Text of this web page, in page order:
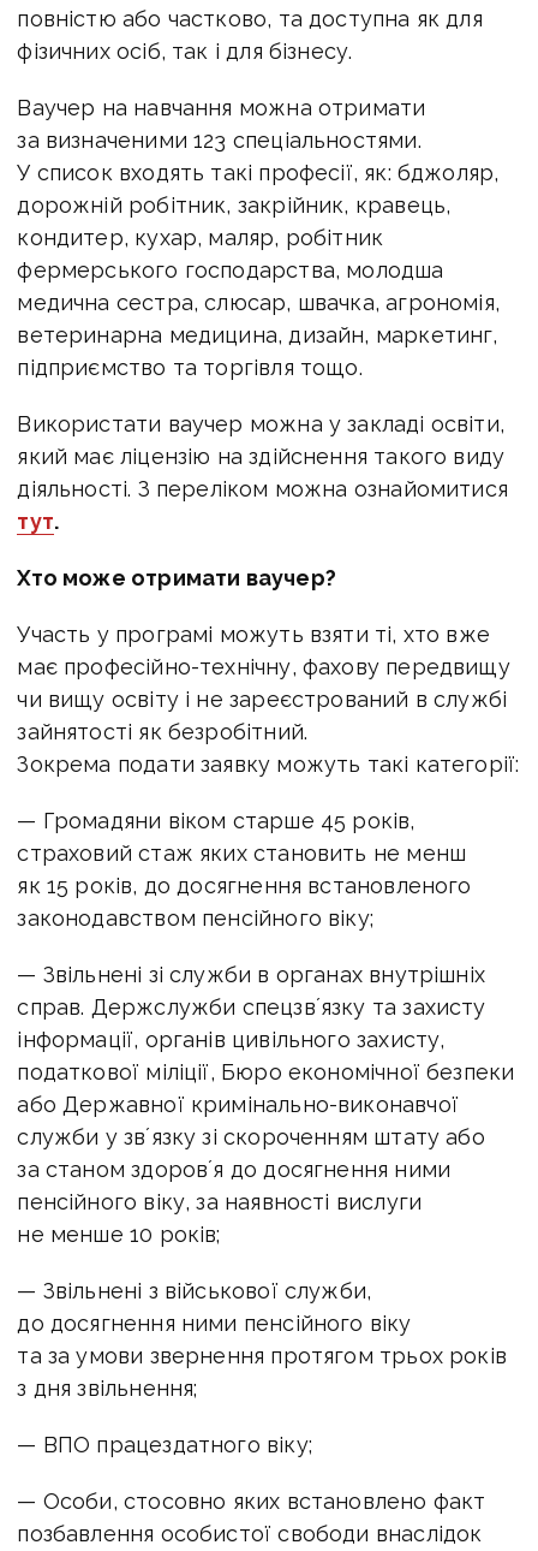
повністю або частково, та доступна як для
фізичних осіб, так і для бізнесу.
Ваучер на навчання можна отримати
за визначеними 123 спеціальностями.
У список входять такі професії, як: бджоляр,
дорожній робітник, закрійник, кравець,
кондитер, кухар, маляр, робітник
фермерського господарства, молодша
медична сестра, слюсар, швачка, агрономія,
ветеринарна медицина, дизайн, маркетинг,
підприємство та торгівля тощо.
Використати ваучер можна у закладі освіти,
який має ліцензію на здійснення такого виду
діяльності. З переліком можна ознайомитися
тут.
Хто може отримати ваучер?
Участь у програмі можуть взяти ті, хто вже
має професійно-технічну, фахову передвищу
чи вищу освіту і не зареєстрований в службі
зайнятості як безробітний.
Зокрема подати заявку можуть такі категорії:
— Громадяни віком старше 45 років,
страховий стаж яких становить не менш
як 15 років, до досягнення встановленого
законодавством пенсійного віку;
— Звільнені зі служби в органах внутрішніх
справ. Держслужби спецзвʼязку та захисту
інформації, органів цивільного захисту,
податкової міліції, Бюро економічної безпеки
або Державної кримінально-виконавчої
служби у звʼязку зі скороченням штату або
за станом здоровʼя до досягнення ними
пенсійного віку, за наявності вислуги
не менше 10 років;
— Звільнені з військової служби,
до досягнення ними пенсійного віку
та за умови звернення протягом трьох років
з дня звільнення;
— ВПО працездатного віку;
— Особи, стосовно яких встановлено факт
позбавлення особистої свободи внаслідок